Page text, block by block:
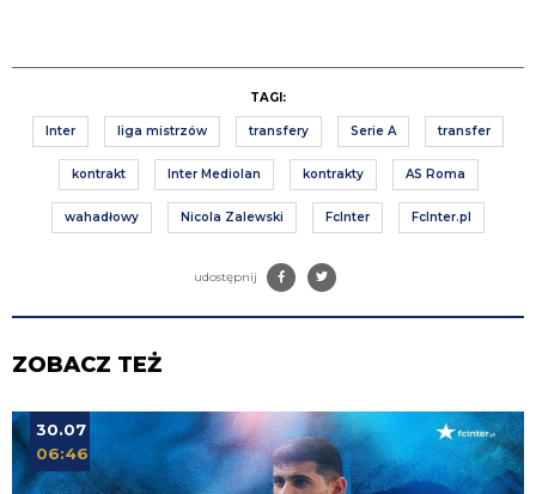
TAGI:
Inter liga mistrzów transfery Serie A transfer
kontrakt Inter Mediolan kontrakty AS Roma
wahadłowy Nicola Zalewski FcInter FcInter.pl
udostępnij
ZOBACZ TEŻ
30.07
06:46